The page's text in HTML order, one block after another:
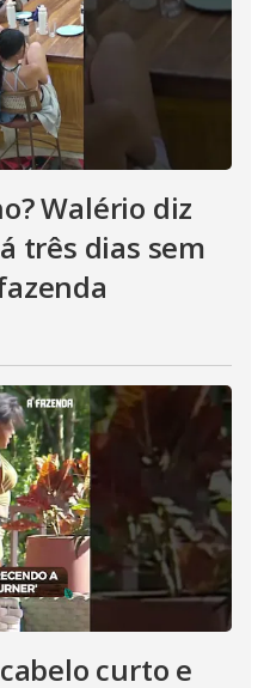
Walério diz
três dias sem
curto e